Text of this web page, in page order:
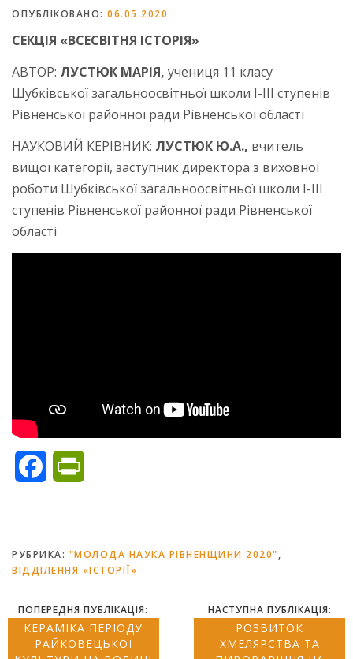
ОПУБЛІКОВАНО: 06.05.2020
СЕКЦІЯ «ВСЕСВІТНЯ ІСТОРІЯ»
АВТОР: ЛУСТЮК МАРІЯ, учениця 11 класу
Шубківської загальноосвітньої школи І-ІІІ ступенів
Рівненської районної ради Рівненської області
НАУКОВИЙ КЕРІВНИК: ЛУСТЮК Ю.А., вчитель
вищої категорії, заступник директора з виховної
роботи Шубківської загальноосвітньої школи І-ІІІ
ступенів Рівненської районної ради Рівненської
області
Facebook
РУБРИКА: "МОЛОДА НАУКА РІВНЕНЩИНИ 2020",
ВІДДІЛЕННЯ «ІСТОРІЇ»
ПОПЕРЕДНЯ ПУБЛІКАЦІЯ:
КЕРАМІКА ПЕРІОДУ
РАЙКОВЕЦЬКОЇ
НАСТУПНА ПУБЛІКАЦІЯ:
РОЗВИТОК
ХМЕЛЯРСТВА ТА